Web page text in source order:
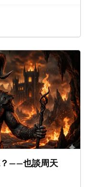
？——也談周天